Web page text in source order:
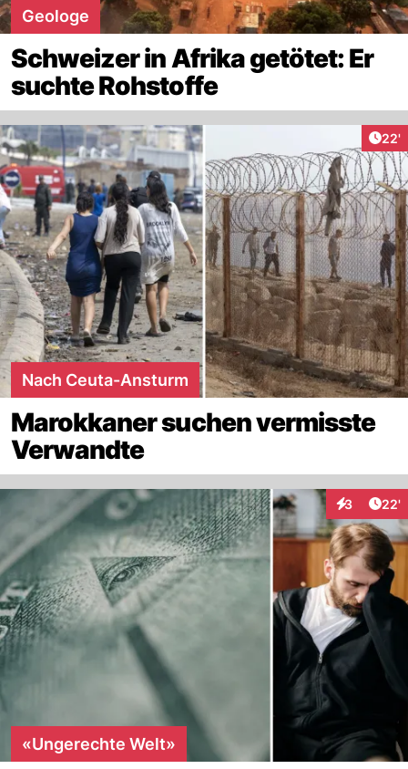
Geologe
Schweizer in Afrika getötet: Er
suchte Rohstoffe
22'
Nach Ceuta-Ansturm
Marokkaner suchen vermisste
Verwandte
3 22'
«Ungerechte Welt»